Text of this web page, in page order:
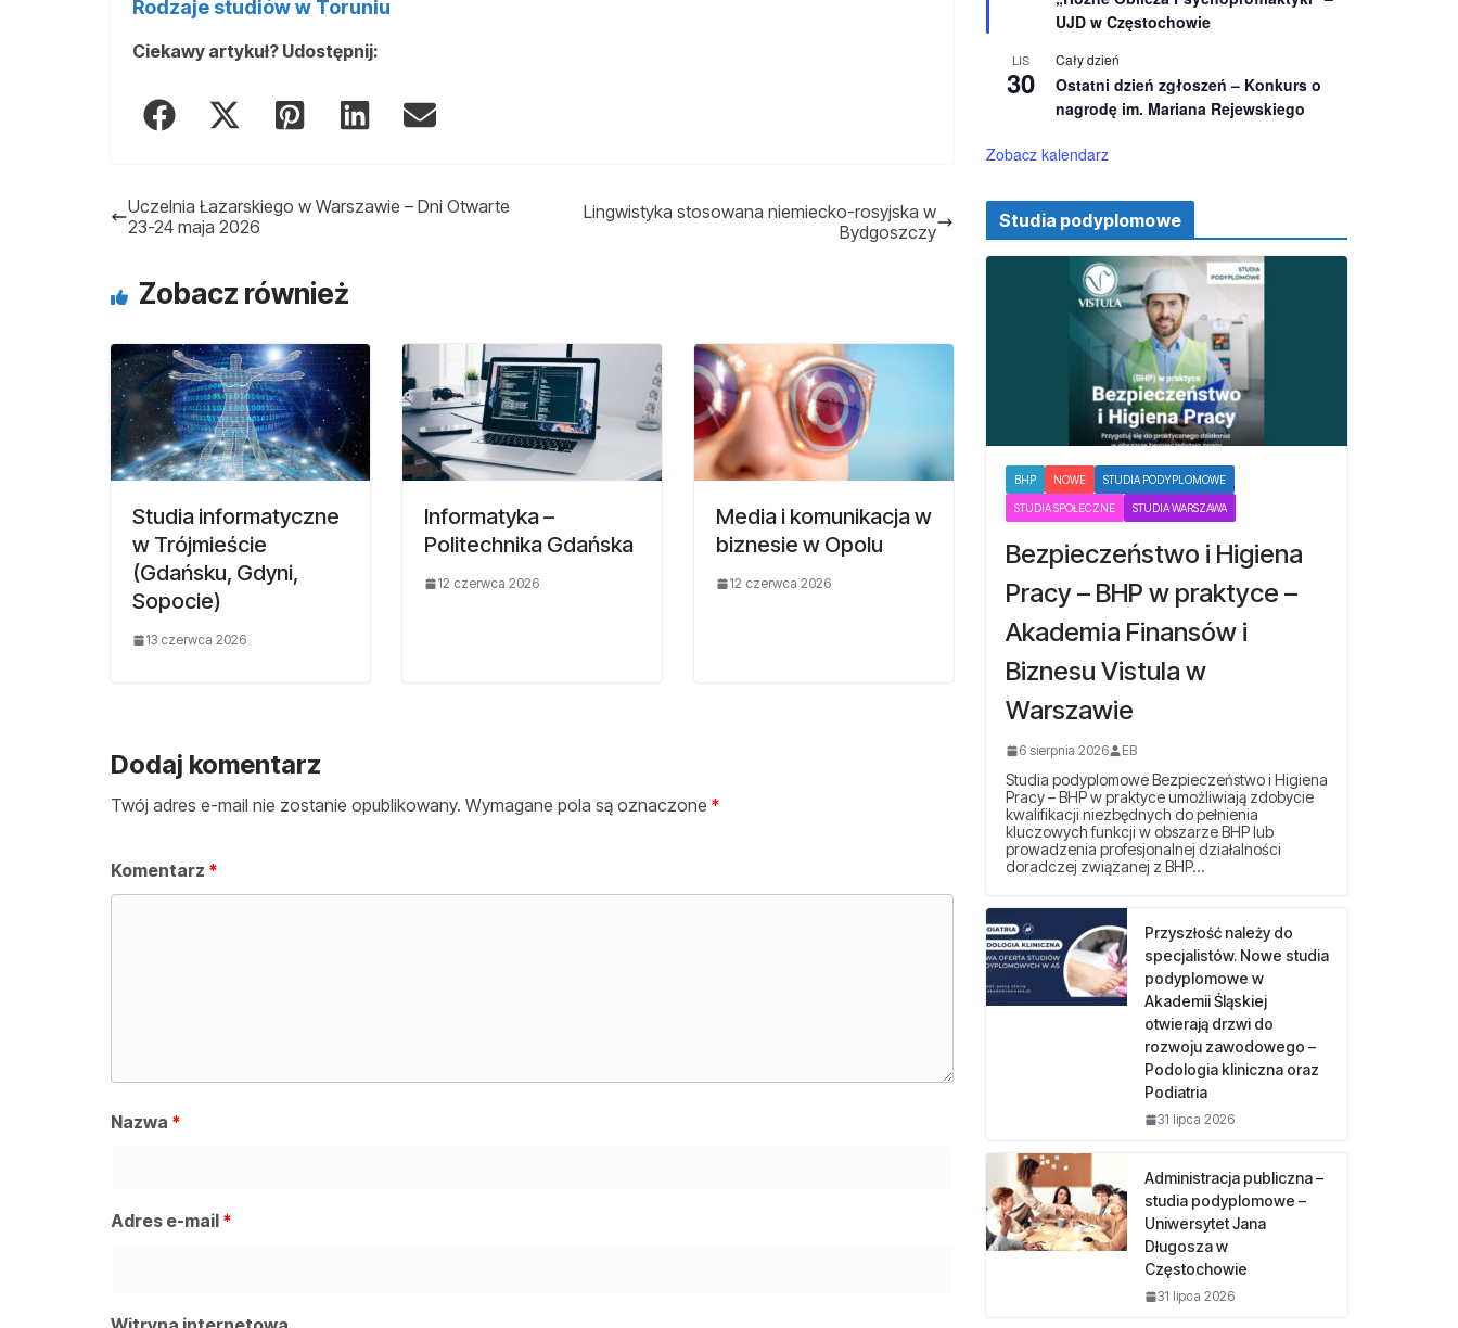
Rodzaje studiów w Toruniu
Ciekawy artykuł? Udostępnij:
Uczelnia Łazarskiego w Warszawie – Dni Otwarte
23-24 maja 2026
Lingwistyka stosowana niemiecko-rosyjska w
Bydgoszczy
Zobacz również
Studia informatyczne
w Trójmieście
(Gdańsku, Gdyni,
Sopocie)
13 czerwca 2026
Informatyka –
Politechnika Gdańska
12 czerwca 2026
Media i komunikacja w
biznesie w Opolu
12 czerwca 2026
Dodaj komentarz
Twój adres e-mail nie zostanie opublikowany. Wymagane pola są oznaczone *
Komentarz *
Nazwa *
Adres e-mail *
n
i
n
e
UJD w Częstochowie
LIS
30
Cały dzień
Ostatni dzień zgłoszeń – Konkurs o
nagrodę im. Mariana Rejewskiego
Zobacz kalendarz
Studia podyplomowe
BHP NOWE STUDIA PODYPLOMOWE
STUDIA SPOŁECZNE STUDIA WARSZAWA
Bezpieczeństwo i Higiena
Pracy – BHP w praktyce –
Akademia Finansów i
Biznesu Vistula w
Warszawie
6 sierpnia 2026 EB
Studia podyplomowe Bezpieczeństwo i Higiena
Pracy – BHP w praktyce umożliwiają zdobycie
kwalifikacji niezbędnych do pełnienia
kluczowych funkcji w obszarze BHP lub
prowadzenia profesjonalnej działalności
doradczej związanej z BHP…
Przyszłość należy do
specjalistów. Nowe studia
podyplomowe w
Akademii Śląskiej
otwierają drzwi do
rozwoju zawodowego –
Podologia kliniczna oraz
Podiatria
31 lipca 2026
Administracja publiczna –
studia podyplomowe –
Uniwersytet Jana
Długosza w
Częstochowie
31 lipca 2026